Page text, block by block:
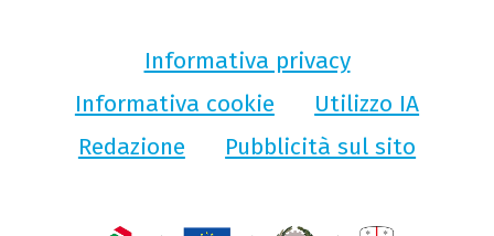
Informativa privacy
Informativa cookie
Utilizzo IA
Redazione
Pubblicità sul sito